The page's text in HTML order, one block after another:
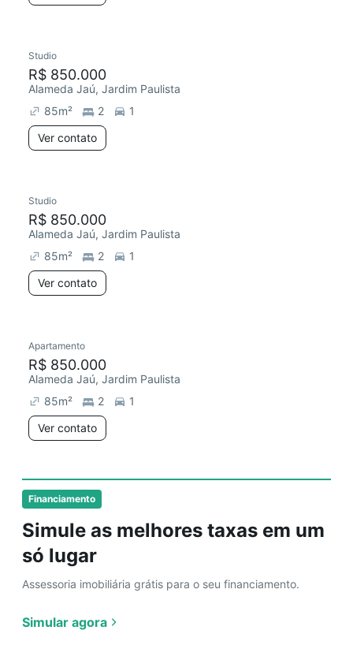
Financiamento
Simule as melhores taxas em um
só lugar
Assessoria imobiliária grátis para o seu financiamento.
Simular agora
Studio
R$ 850.000
Alameda Jaú, Jardim Paulista
85m² 2
1
Ver contato
Studio
R$ 850.000
Alameda Jaú, Jardim Paulista
85m² 2
1
Ver contato
Apartamento
R$ 850.000
Alameda Jaú, Jardim Paulista
85m² 2
1
Ver contato